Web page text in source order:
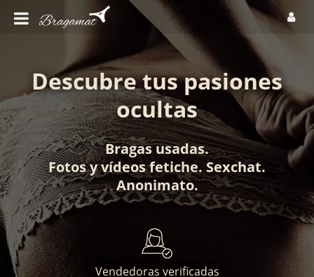
Descubre tus pasiones
ocultas
Bragas usadas.
Fotosyvídeos fetiche. Sexchat.
Anonimato.
Vendedoras verificadas